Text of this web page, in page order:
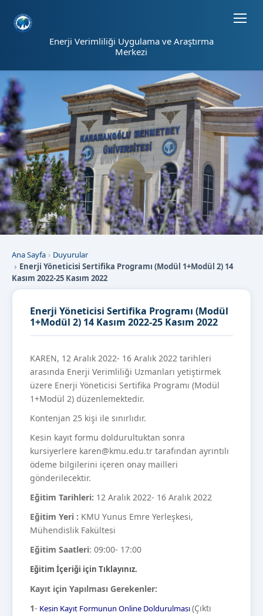
Enerji Verimliliği Uygulama ve Araştırma
Merkezi
Ana Sayfa
Duyurular
Enerji Yöneticisi Sertifika Programı (Modül 1+Modül 2) 14
Kasım 2022-25 Kasım 2022
Enerji Yöneticisi Sertifika Programı (Modül
1+Modül 2) 14 Kasım 2022-25 Kasım 2022
KAREN, 12 Aralık 2022- 16 Aralık 2022 tarihleri
arasında Enerji Verimliliği Uzmanları yetiştirmek
üzere Enerji Yöneticisi Sertifika Programı (Modül
1+Modül 2) düzenlemektedir.
Kontenjan 25 kişi ile sınırlıdır.
Kesin kayıt formu doldurultuktan sonra
kursiyerlere karen@kmu.edu.tr tarafından ayrıntılı
ödeme bilgilerini içeren onay mailleri
gönderilecektir.
Eğitim Tarihleri: 12 Aralık 2022- 16 Aralık 2022
Eğitim Yeri : KMU Yunus Emre Yerleşkesi,
Mühendislik Fakültesi
Eğitim Saatleri: 09:00- 17:00
Eğitim İçeriği için Tıklayınız.
Kayıt için Yapılması Gerekenler:
1- Kesin Kayıt Formunun Online Doldurulması(Çıktı